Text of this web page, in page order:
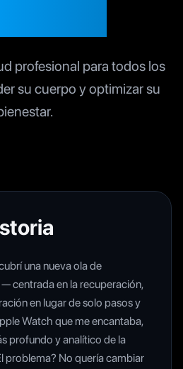
profesional para todos los
su cuerpo y optimizar su
una nueva ola de
centrada en la recuperación,
en lugar de solo pasos y
Watch que me encantaba,
profundo y analítico de la
problema? No quería cambiar